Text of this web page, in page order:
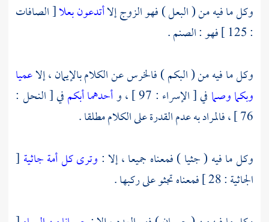
وكل ما فيه من ( البعل ) فهو الزوج إلاأتدعون بعلا[ الصافات
: 125 ] فهو : الصنم .
وكل ما فيه من ( البكم ) فالخرس عن الكلام بالإيمان ، إلاعميا
وبكما وصما في [ الإسراء : 97 ] ، و أحدهما أبكمفي [ النحل :
76 ] ، فالمراد به عدم القدرة على الكلام مطلقا .
وكل ما فيه ( جثيا ) فمعناه جميعا ، إلا : وترى كل أمة جاثية [
الجاثية : 28 ] فمعناه تجثو على ركبها .